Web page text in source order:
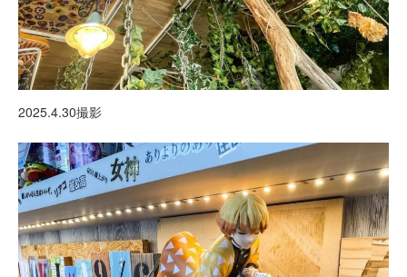
2025.4.30撮影